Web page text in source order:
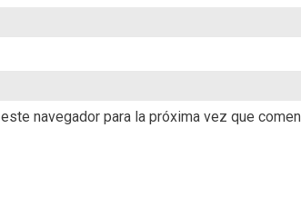
navegador para la próxima vez que